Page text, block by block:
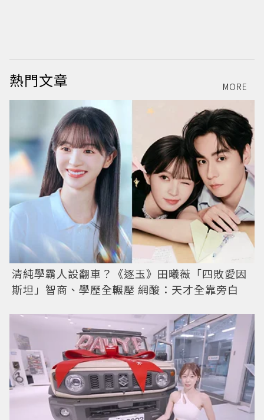
熱門文章 MORE
清純學霸人設翻車？《逐玉》田曦薇「四敗愛因
斯坦」智商、學歷全輾壓 網酸：天才全靠旁白